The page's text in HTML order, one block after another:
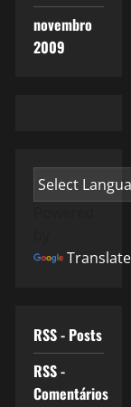
novembro
2009
Translate
RSS - Posts
RSS -
Comentários